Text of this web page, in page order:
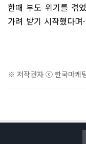
한때 부도 위기를 겪
가려 받기 시작했다
※ 저작권자 ⓒ 한국마케